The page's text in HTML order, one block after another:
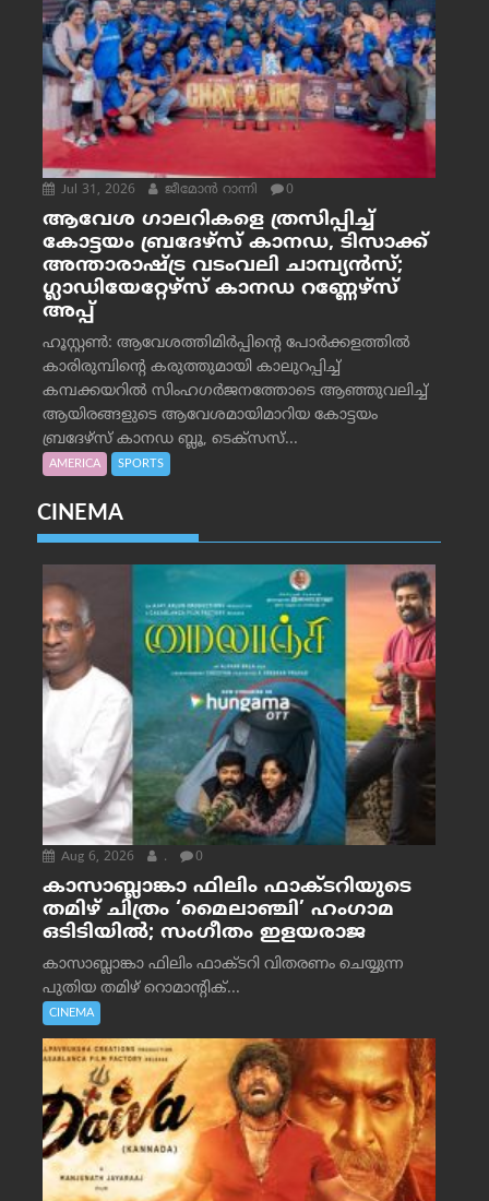
Jul 31, 2026 ജീമോന്‍ റാന്നി 0
ആവേശ ഗാലറികളെ ത്രസിപ്പിച്ച്
കോട്ടയം ബ്രദേഴ്‌സ് കാനഡ, ടിസാക്ക്
അന്താരാഷ്ട്ര വടംവലി ചാമ്പ്യന്‍സ്;
ഗ്ലാഡിയേറ്റേഴ്‌സ് കാനഡ റണ്ണേഴ്‌സ്
അപ്പ്
ഹൂസ്റ്റണ്‍: ആവേശത്തിമിര്‍പ്പിന്റെ പോര്‍ക്കളത്തില്‍
കാരിരുമ്പിന്റെ കരുത്തുമായി കാലുറപ്പിച്ച്
കമ്പക്കയറില്‍ സിംഹഗര്‍ജനത്തോടെ ആഞ്ഞുവലിച്ച്
ആയിരങ്ങളുടെ ആവേശമായിമാറിയ കോട്ടയം
ബ്രദേഴ്‌സ് കാനഡ ബ്ലൂ, ടെക്‌സസ്...
AMERICA SPORTS
CINEMA
Aug 6, 2026 . 0
കാസാബ്ലാങ്കാ ഫിലിം ഫാക്ടറിയുടെ
തമിഴ് ചിത്രം ‘മൈലാഞ്ചി’ ഹംഗാമ
ഒടിടിയിൽ; സംഗീതം ഇളയരാജ
കാസാബ്ലാങ്കാ ഫിലിം ഫാക്ടറി വിതരണം ചെയ്യുന്ന
പുതിയ തമിഴ് റൊമാന്റിക്...
CINEMA